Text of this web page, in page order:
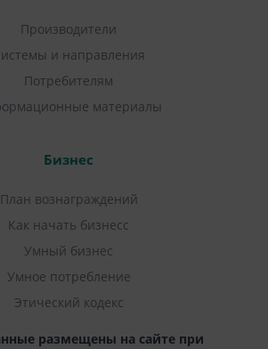
Производители
и направления
Потребителям
материалы
Бизнес
План вознаграждений
Как начать бизнесс
Умный бизнес
Умное потребление
Этический кодекс
размещены на сайте при